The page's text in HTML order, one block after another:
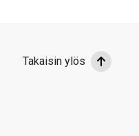
Takaisin ylös